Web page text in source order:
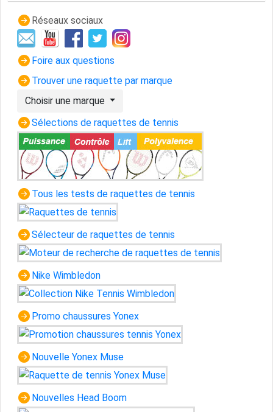
Réseaux sociaux
Foire aux questions
Trouver une raquette par marque
Choisir une marque
Sélections de raquettes de tennis
Tous les tests de raquettes de tennis
Sélecteur de raquettes de tennis
Nike Wimbledon
Promo chaussures Yonex
Nouvelle Yonex Muse
Nouvelles Head Boom